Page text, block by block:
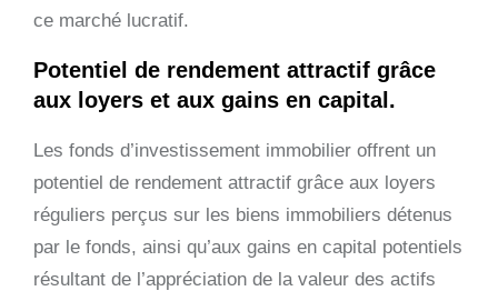
ce marché lucratif.
Potentiel de rendement attractif grâce
aux loyers et aux gains en capital.
Les fonds d’investissement immobilier offrent un
potentiel de rendement attractif grâce aux loyers
réguliers perçus sur les biens immobiliers détenus
par le fonds, ainsi qu’aux gains en capital potentiels
résultant de l’appréciation de la valeur des actifs